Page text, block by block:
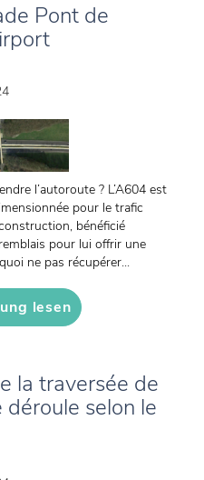
Pont de
l’autoroute ? L’A604 est
pour le trafic
bénéficié
pour lui offrir une
ne pas récupérer...
lesen
la traversée de
déroule selon le